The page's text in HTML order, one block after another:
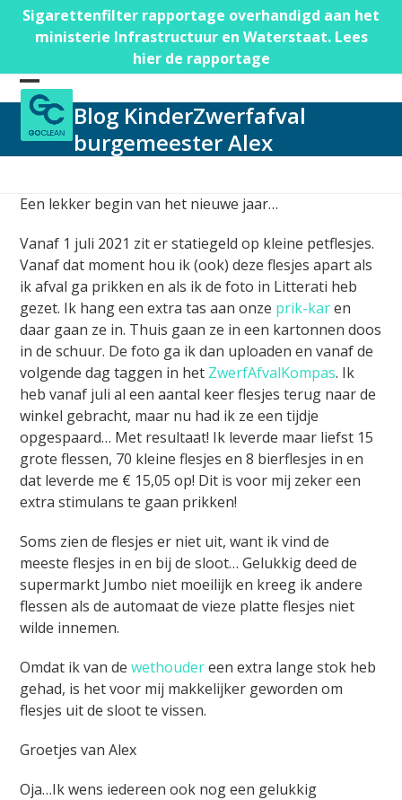
SkipSigarettenfilter rapportage overhandigd aan het
ministerie Infrastructuur en Waterstaat. Lees
hier de rapportage
Open
mobile
menu
Close
mobile
menu
Blog KinderZwerfafval
burgemeester Alex
Een lekker begin van het nieuwe jaar…
Vanaf 1 juli 2021 zit er statiegeld op kleine petflesjes.
Vanaf dat moment hou ik (ook) deze flesjes apart als
ik afval ga prikken en als ik de foto in Litterati heb
gezet. Ik hang een extra tas aan onze prik-karen
daar gaan ze in. Thuis gaan ze in een kartonnen doos
in de schuur. De foto ga ik dan uploaden en vanaf de
volgende dag taggen in het ZwerfAfvalKompas. Ik
heb vanaf juli al een aantal keer flesjes terug naar de
winkel gebracht, maar nu had ik ze een tijdje
opgespaard… Met resultaat! Ik leverde maar liefst 15
grote flessen, 70 kleine flesjes en 8 bierflesjes in en
dat leverde me € 15,05 op! Dit is voor mij zeker een
extra stimulans te gaan prikken!
Soms zien de flesjes er niet uit, want ik vind de
meeste flesjes in en bij de sloot… Gelukkig deed de
supermarkt Jumbo niet moeilijk en kreeg ik andere
flessen als de automaat de vieze platte flesjes niet
wilde innemen.
Omdat ik van dewethoudereen extra lange stok heb
gehad, is het voor mij makkelijker geworden om
flesjes uit de sloot te vissen.
Groetjes van Alex
Oja…Ik wens iedereen ook nog een gelukkig